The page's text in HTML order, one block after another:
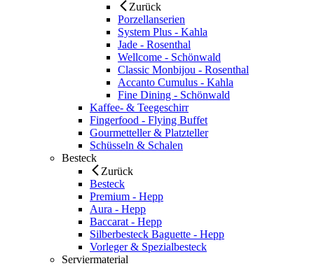
Zurück
Porzellanserien
System Plus - Kahla
Jade - Rosenthal
Wellcome - Schönwald
Classic Monbijou - Rosenthal
Accanto Cumulus - Kahla
Fine Dining - Schönwald
Kaffee- & Teegeschirr
Fingerfood - Flying Buffet
Gourmetteller & Platzteller
Schüsseln & Schalen
Besteck
Zurück
Besteck
Premium - Hepp
Aura - Hepp
Baccarat - Hepp
Silberbesteck Baguette - Hepp
Vorleger & Spezialbesteck
Serviermaterial